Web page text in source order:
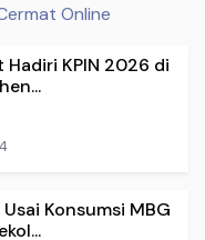
Online
Hadiri KPIN 2026 di
Konsumsi MBG